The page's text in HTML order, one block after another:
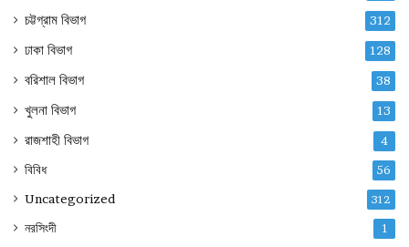
চট্টগ্রাম বিভাগ 312
ঢাকা বিভাগ 128
বরিশাল বিভাগ 38
খুলনা বিভাগ 13
রাজশাহী বিভাগ 4
বিবিধ 56
Uncategorized 312
নরসিংদী 1